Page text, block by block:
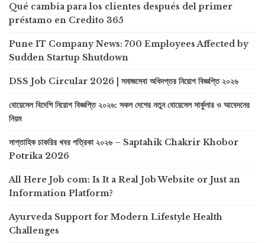
Qué cambia para los clientes después del primer
préstamo en Credito 365
Pune IT Company News: 700 Employees Affected by
Sudden Startup Shutdown
DSS Job Circular 2026 | সমাজসেবা অধিদপ্তর নিয়োগ বিজ্ঞপ্তি ২০২৬
বোয়েসেল বিদেশি নিয়োগ বিজ্ঞপ্তি ২০২৬: সকল দেশের নতুন বোয়েসেল সার্কুলার ও আবেদনের
নিয়ম
সাপ্তাহিক চাকরির খবর পত্রিকা ২০২৬ – Saptahik Chakrir Khobor
Potrika 2026
All Here Job com: Is It a Real Job Website or Just an
Information Platform?
Ayurveda Support for Modern Lifestyle Health
Challenges